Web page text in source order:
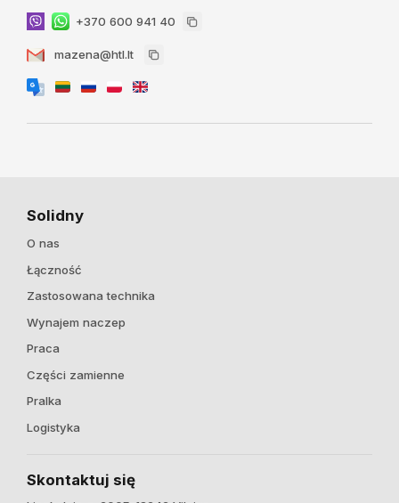
+370 600 941 40
mazena@htl.lt
Solidny
O nas
Łączność
Zastosowana technika
Wynajem naczep
Praca
Części zamienne
Pralka
Logistyka
Skontaktuj się